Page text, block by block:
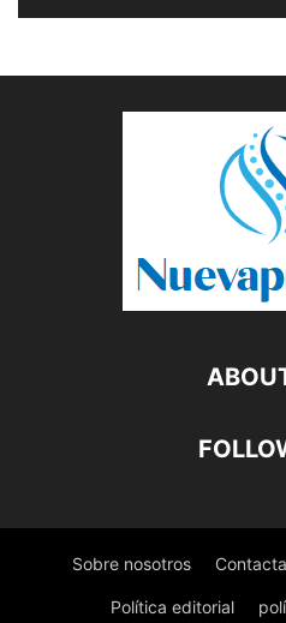
Sobre nosotros
Política editorial